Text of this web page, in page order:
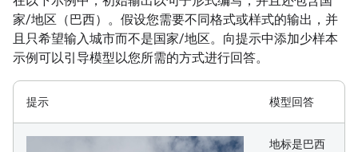
家/地区（巴西）。假设您需要不同格式或样式的输出，并
且只希望输入城市而不是国家/地区。向提示中添加少样本
示例可以引导模型以您所需的方式进行回答。
提示 模型回答
地标是巴西